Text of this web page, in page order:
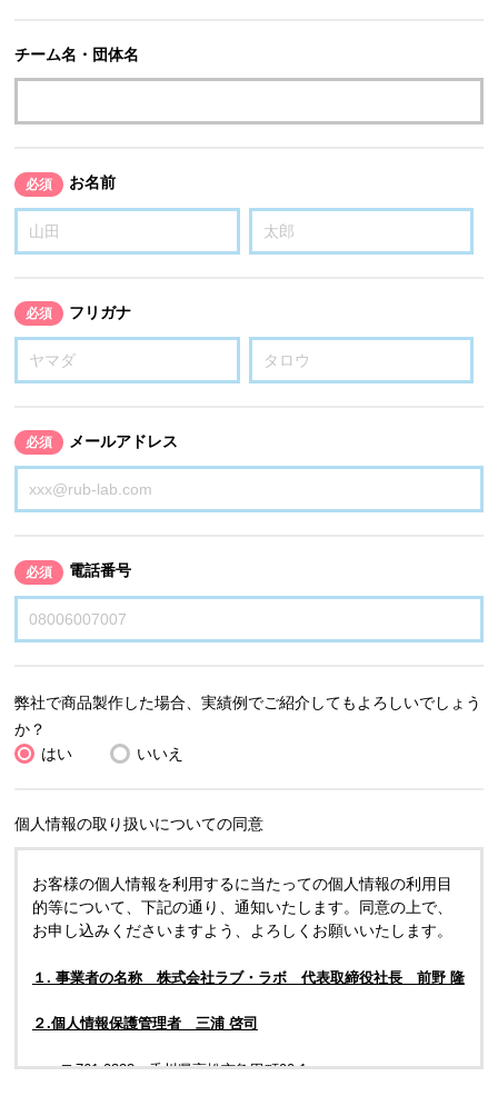
チーム名・団体名
必須 お名前
必須 フリガナ
必須 メールアドレス
必須 電話番号
弊社で商品製作した場合、実績例でご紹介してもよろしいでしょう
か？
はい
いいえ
個人情報の取り扱いについての同意
お客様の個人情報を利用するに当たっての個人情報の利用目
的等について、下記の通り、通知いたします。同意の上で、
お申し込みくださいますよう、よろしくお願いいたします。
１. 事業者の名称 株式会社ラブ・ラボ 代表取締役社長 前野 隆
２.個人情報保護管理者 三浦 啓司
〒761-0323 香川県高松市亀田町90-1